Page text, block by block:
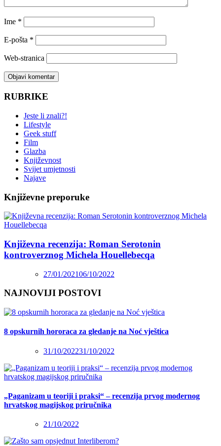
Ime *
E-pošta *
Web-stranica
RUBRIKE
Jeste li znali?!
Lifestyle
Geek stuff
Film
Glazba
Književnost
Svijet umjetnosti
Najave
Književne preporuke
Književna recenzija: Roman Serotonin
kontroverznog Michela Houellebecqa
27/01/202106/10/2022
NAJNOVIJI POSTOVI
8 opskurnih hororaca za gledanje na Noć vještica
31/10/202231/10/2022
„Paganizam u teoriji i praksi“ – recenzija prvog modernog
hrvatskog magijskog priručnika
21/10/2022